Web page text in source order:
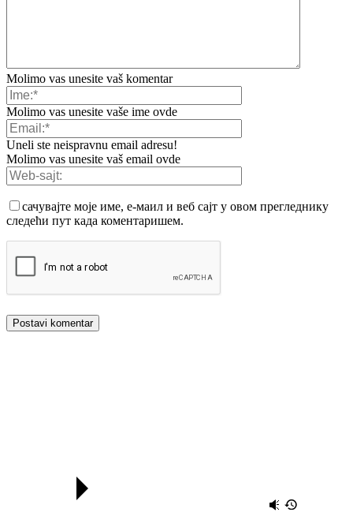
Molimo vas unesite vaš komentar
Molimo vas unesite vaše ime ovde
Uneli ste neispravnu email adresu!
Molimo vas unesite vaš email ovde
сачувајте моје име, е-маил и веб сајт у овом прегледнику
следећи пут када коментаришем.